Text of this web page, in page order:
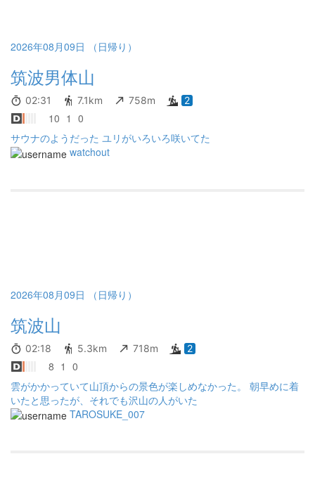
2026年08月09日 （日帰り）
筑波男体山
02:31 7.1km 758m 2
10 1 0
サウナのようだった ユリがいろいろ咲いてた
watchout
2026年08月09日 （日帰り）
筑波山
02:18 5.3km 718m 2
8 1 0
雲がかかっていて山頂からの景色が楽しめなかった。 朝早めに着
いたと思ったが、それでも沢山の人がいた
TAROSUKE_007